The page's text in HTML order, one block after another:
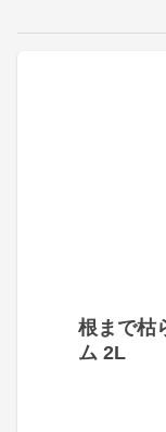
根まで枯
ム 2L